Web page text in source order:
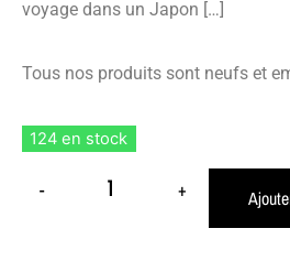
voyage dans un Japon […]
Tous nos produits sont neufs et
124 en stock
- +